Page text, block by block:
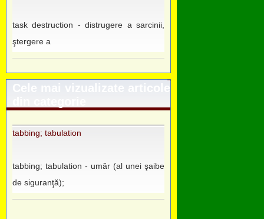
task destruction - distrugere a sarcinii,
ştergere a
Cele mai vizualizate articole
tabbing; tabulation
tabbing; tabulation - umăr (al unei şaibe
de siguranţă);